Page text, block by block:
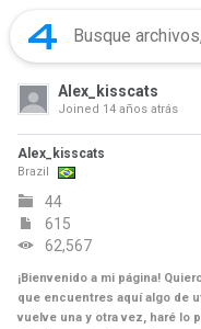
Alex_kisscats
Joined 14 años atrás
Alex_kisscats
Brazil
44
615
62,567
¡Bienvenido a mi página!
que encuentres aquí algo de
vuelve una y otra vez, haré lo